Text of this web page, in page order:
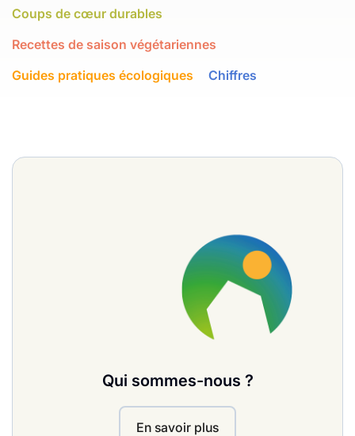
Coups de cœur durables
Recettes de saison végétariennes
Guides pratiques écologiques
Chiffres
Qui sommes-nous ?
En savoir plus